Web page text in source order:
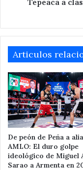
diciembre.
Articulos
De peón de Peña a
AMLO: El duro golpe
ideológico de Miguel
Sarao a Armenta en